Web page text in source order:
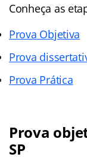
Conheça as
Prova Objetiva
Prova
Prova Prática
Prova
SP